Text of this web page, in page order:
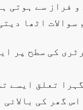
فراز سے
اٹھا
کی سطح پر
تعلق ایسے
گھر کی